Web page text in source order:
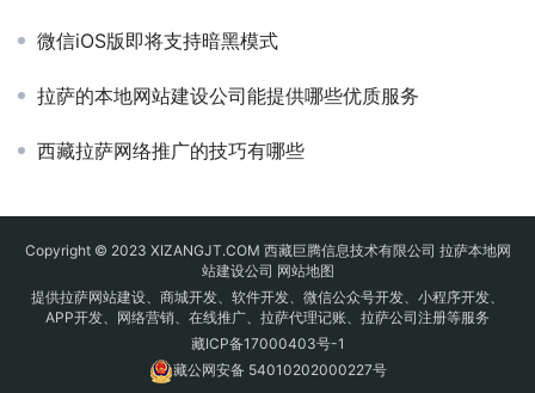
微信iOS版即将支持暗黑模式
拉萨的本地网站建设公司能提供哪些优质服务
西藏拉萨网络推广的技巧有哪些
Copyright © 2023 XIZANGJT.COM 西藏巨腾信息技术有限公司 拉萨本地网
站建设公司 网站地图
提供拉萨网站建设、商城开发、软件开发、微信公众号开发、小程序开发、
APP开发、网络营销、在线推广、拉萨代理记账、拉萨公司注册等服务
藏ICP备17000403号-1
藏公网安备 54010202000227号